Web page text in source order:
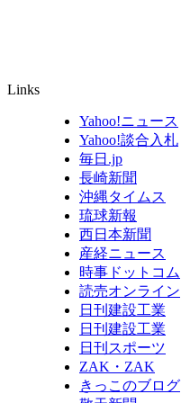
Links
Yahoo!ニュース
Yahoo!談合入札
毎日.jp
長崎新聞
沖縄タイムス
琉球新報
西日本新聞
産経ニュース
時事ドットコム
読売オンライン
日刊建設工業
日刊建設工業
日刊スポーツ
ZAK・ZAK
きっこのブログ